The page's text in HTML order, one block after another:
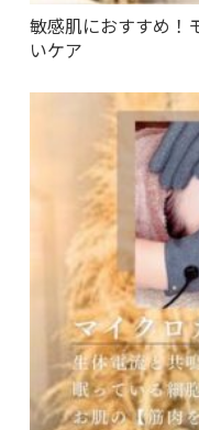
敏感肌におすすめ！
いケア